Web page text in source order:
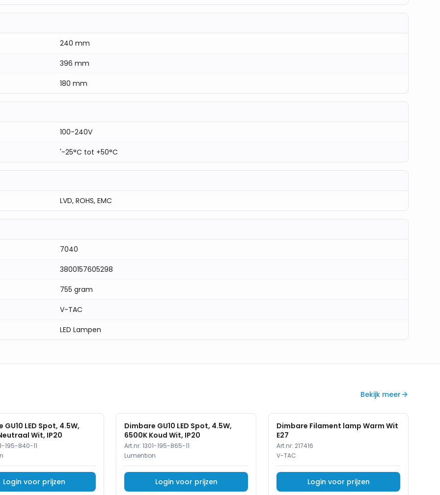
240 mm
396 mm
180 mm
100-240V
'-25°C tot +50°C
LVD, ROHS, EMC
7040
3800157605298
755 gram
V-TAC
LED Lampen
Bekijk meer
GU10 LED Spot, 4.5W,
Wit, IP20
195-840-11
Login voor prijzen
Dimbare GU10 LED Spot, 4.5W,
6500K Koud Wit, IP20
Art.nr: 1301-195-865-11
Lumention
Login voor prijzen
Dimbare Filament lamp Warm Wit
E27
Art.nr: 217416
V-TAC
Login voor prijzen